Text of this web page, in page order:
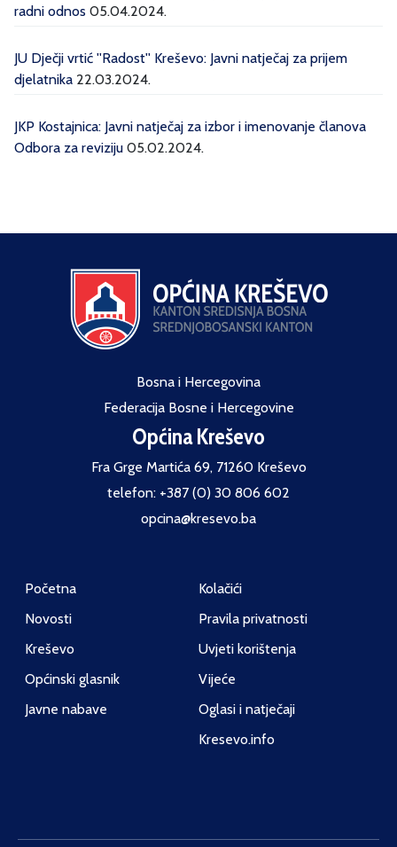
radni odnos 05.04.2024.
JU Dječji vrtić ''Radost'' Kreševo: Javni natječaj za prijem
djelatnika 22.03.2024.
JKP Kostajnica: Javni natječaj za izbor i imenovanje članova
Odbora za reviziju 05.02.2024.
Bosna i Hercegovina
Federacija Bosne i Hercegovine
Općina Kreševo
Fra Grge Martića 69, 71260 Kreševo
telefon: +387 (0) 30 806 602
opcina@kresevo.ba
Početna
Novosti
Kreševo
Općinski glasnik
Javne nabave
Kolačići
Pravila privatnosti
Uvjeti korištenja
Vijeće
Oglasi i natječaji
Kresevo.info